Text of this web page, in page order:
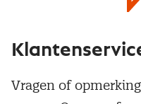
Vragen of